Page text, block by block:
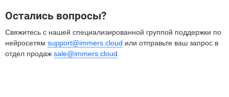
Остались вопросы?
Свяжитесь с нашей специализированной группой поддержки по
нейросетям support@immers.cloud или отправьте ваш запрос в
отдел продаж sale@immers.cloud